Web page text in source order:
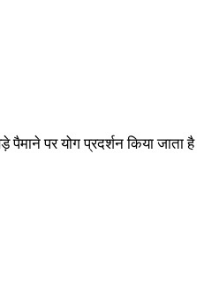
पर योग प्रदर्शन किया जाता है